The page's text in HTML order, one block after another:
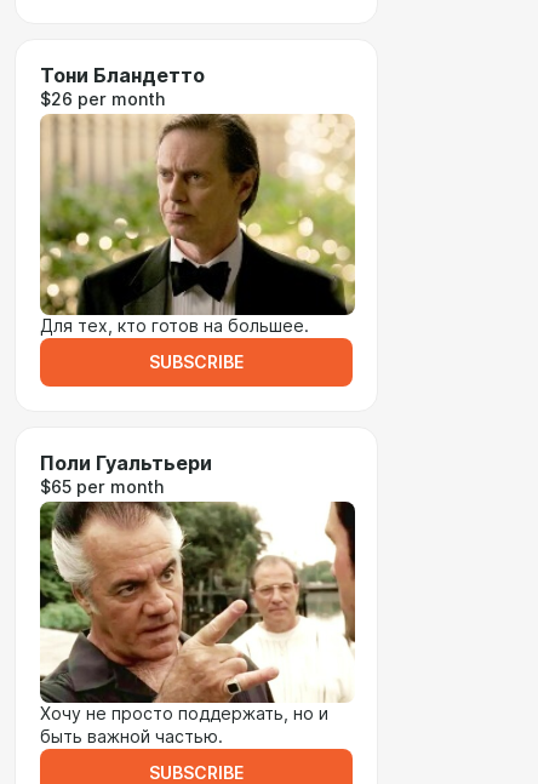
Тони Бландетто
$26 per month
Для тех, кто готов на большее.
SUBSCRIBE
Поли Гуальтьери
$65 per month
Хочу не просто поддержать, но и
быть важной частью.
SUBSCRIBE